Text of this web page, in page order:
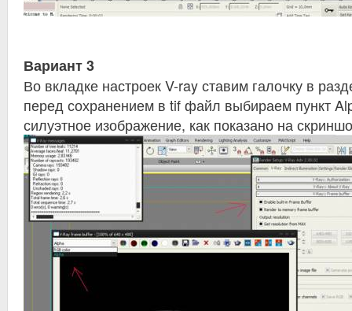
Вариант 3
Во вкладке настроек V-ray ставим галочку в
перед сохранением в tif файл выбираем пункт
силуэтное изображение, как показано на